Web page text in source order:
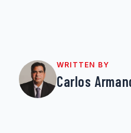
WRITTEN BY
Carlos